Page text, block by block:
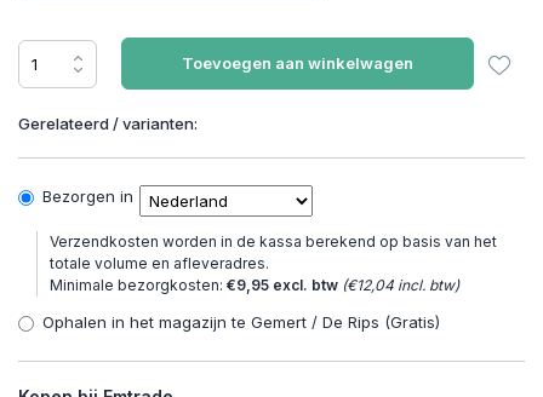
Toevoegen aan winkelwagen
Gerelateerd / varianten:
Bezorgen in
Verzendkosten worden in de kassa berekend op basis van het
totale volume en afleveradres.
Minimale bezorgkosten: €9,95 excl. btw (€12,04 incl. btw)
Ophalen in het magazijn te Gemert / De Rips (Gratis)